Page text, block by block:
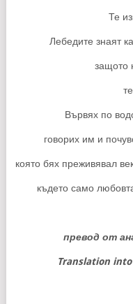
Те
Лебедите знаят
защото
Вървях по
говорих им и
която бях преживявал
където само
превод от
Translation